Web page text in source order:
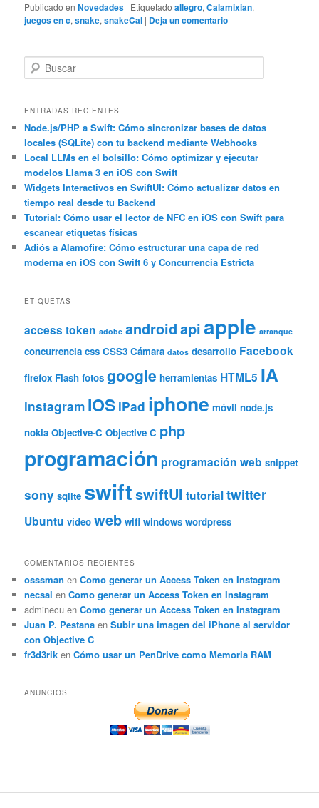
Publicado en Novedades | Etiquetado allegro,Calamixian,
juegos en c,snake,snakeCal | Deja un comentario
u
c
a
r
ENTRADAS RECIENTES
Node.js/PHP a Swift: Cómo sincronizar bases de datos
locales (SQLite) con tu backend mediante Webhooks
Local LLMs en el bolsillo: Cómo optimizar y ejecutar
modelos Llama 3 en iOS con Swift
Widgets Interactivos en SwiftUI: Cómo actualizar datos en
tiempo real desde tu Backend
Tutorial: Cómo usar el lector de NFC en iOS con Swift para
escanear etiquetas físicas
Adiós a Alamofire: Cómo estructurar una capa de red
moderna en iOS con Swift 6 y Concurrencia Estricta
ETIQUETAS
access token adobe androidapiapple arranque
concurrencia css CSS3 Cámara datos desarrollo Facebook
firefox Flash fotos google herramientas HTML5 IA
instagram IOS iPad iphone móvil node.js
nokia Objective-C Objective C php
programación programación web snippet
sony sqlite swiftswiftUI tutorialtwitter
Ubuntu vídeo web wifi windows wordpress
COMENTARIOS RECIENTES
osssman enComo generar un Access Token en Instagram
necsal enComo generar un Access Token en Instagram
adminecu enComo generar un Access Token en Instagram
Juan P. Pestana enSubir una imagen del iPhone al servidor
con Objective C
fr3d3rik enCómo usar un PenDrive como Memoria RAM
ANUNCIOS